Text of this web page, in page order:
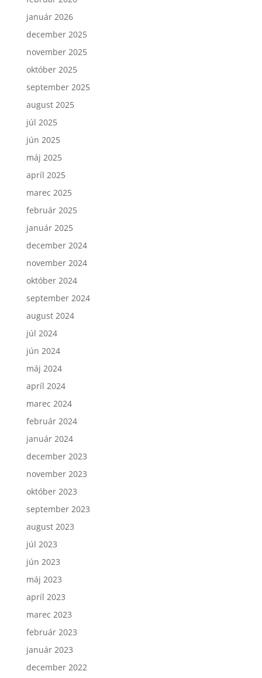
január 2026
december 2025
november 2025
október 2025
september 2025
august 2025
júl 2025
jún 2025
máj 2025
apríl 2025
marec 2025
február 2025
január 2025
december 2024
november 2024
október 2024
september 2024
august 2024
júl 2024
jún 2024
máj 2024
apríl 2024
marec 2024
február 2024
január 2024
december 2023
november 2023
október 2023
september 2023
august 2023
júl 2023
jún 2023
máj 2023
apríl 2023
marec 2023
február 2023
január 2023
december 2022